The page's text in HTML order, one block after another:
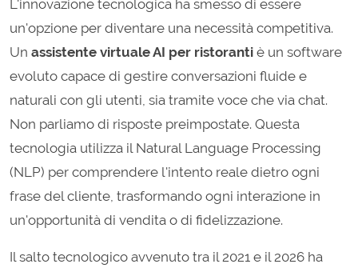
L'innovazione tecnologica ha smesso di essere
un'opzione per diventare una necessità competitiva.
Un assistente virtuale AI per ristoranti è un software
evoluto capace di gestire conversazioni fluide e
naturali con gli utenti, sia tramite voce che via chat.
Non parliamo di risposte preimpostate. Questa
tecnologia utilizza il Natural Language Processing
(NLP) per comprendere l'intento reale dietro ogni
frase del cliente, trasformando ogni interazione in
un'opportunità di vendita o di fidelizzazione.
Il salto tecnologico avvenuto tra il 2021 e il 2026 ha